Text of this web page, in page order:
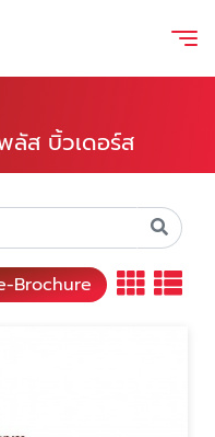
ลัส บิ้วเดอร์ส
Brochure